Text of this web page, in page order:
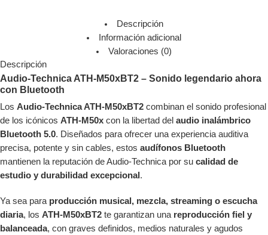
Descripción
Información adicional
Valoraciones (0)
Descripción
Audio-Technica ATH-M50xBT2 – Sonido legendario ahora
con Bluetooth
Los Audio-Technica ATH-M50xBT2 combinan el sonido profesional
de los icónicos ATH-M50x con la libertad del audio inalámbrico
Bluetooth 5.0. Diseñados para ofrecer una experiencia auditiva
precisa, potente y sin cables, estos audífonos Bluetooth
mantienen la reputación de Audio-Technica por su calidad de
estudio y durabilidad excepcional .
Ya sea para producción musical, mezcla, streaming o escucha
diaria, los ATH-M50xBT2 te garantizan una reproducción fiel y
balanceada, con graves definidos, medios naturales y agudos